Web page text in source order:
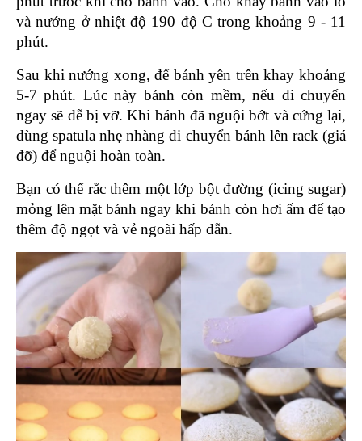
và nướng ở nhiệt độ 190 độ C trong khoảng 9 - 11
phút.
Sau khi nướng xong, để bánh yên trên khay khoảng
5-7 phút. Lúc này bánh còn mềm, nếu di chuyển
ngay sẽ dễ bị vỡ. Khi bánh đã nguội bớt và cứng lại,
dùng spatula nhẹ nhàng di chuyển bánh lên rack (giá
đỡ) để nguội hoàn toàn.
Bạn có thể rắc thêm một lớp bột đường (icing sugar)
mỏng lên mặt bánh ngay khi bánh còn hơi ấm để tạo
thêm độ ngọt và vẻ ngoài hấp dẫn.